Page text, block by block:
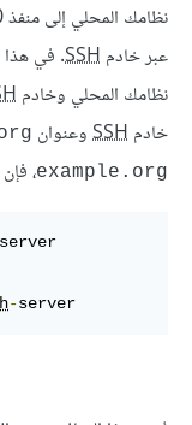
نظامك المحلي إلى منفذ 80 الخاص بعنوان
عبر خادم SSH. في هذا
نظامك المحلي وخادم
خادم SSHوعنوان
example.org،
server
-server